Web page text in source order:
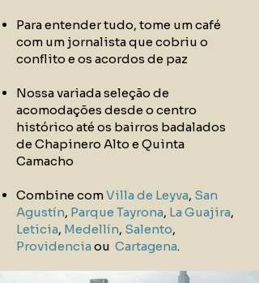
Para entender tudo, tome um café
com um jornalista que cobriu o
conflito e os acordos de paz
Nossa variada seleção de
acomodações desde o centro
histórico até os bairros badalados
de Chapinero Alto e Quinta
Camacho
Combine comVilla de Leyva, San
Agustín, Parque Tayrona, La Guajira,
Leticia, Medellín, Salento,
Providencia ou Cartagena.